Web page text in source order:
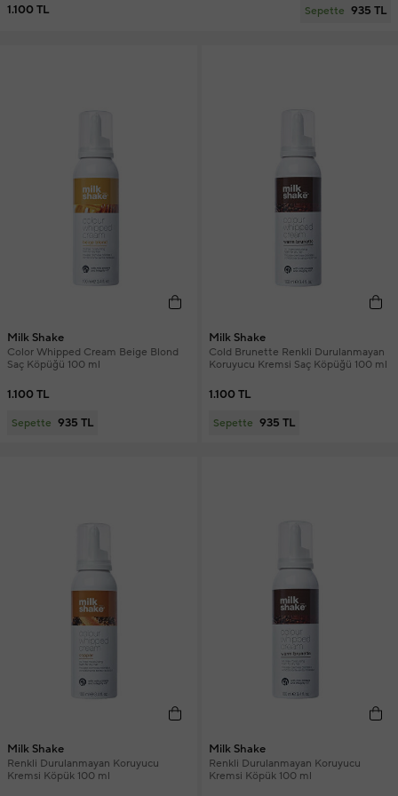
1.100 TL Sepette 935 TL
Milk Shake
Color Whipped Cream Beige Blond
Saç Köpüğü 100 ml
1.100 TL
Sepette 935 TL
Milk Shake
Cold Brunette Renkli Durulanmayan
Koruyucu Kremsi Saç Köpüğü 100 ml
1.100 TL
Sepette 935 TL
Milk Shake
Renkli Durulanmayan Koruyucu
Kremsi Köpük 100 ml
Milk Shake
Renkli Durulanmayan Koruyucu
Kremsi Köpük 100 ml